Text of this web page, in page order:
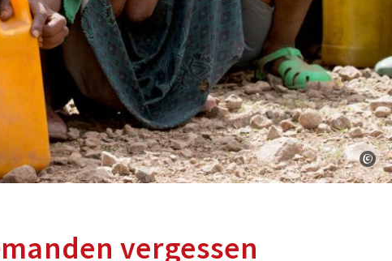
vergessen